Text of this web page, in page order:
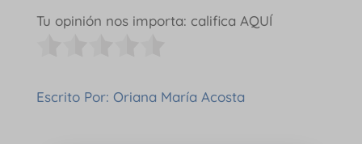
Tu opinión nos importa: califica AQUÍ
Escrito Por: Oriana María Acosta